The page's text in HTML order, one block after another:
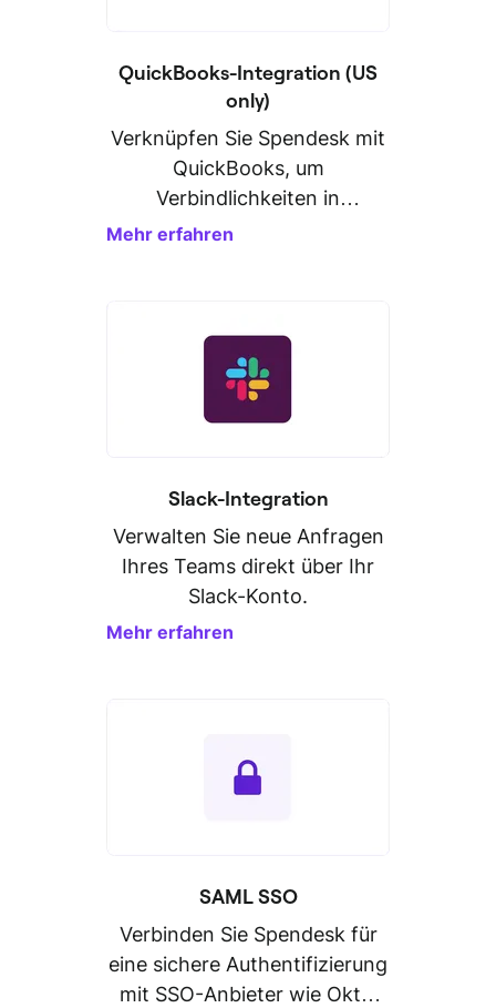
QuickBooks-Integration (US
only)
Verknüpfen Sie Spendesk mit
QuickBooks, um
Verbindlichkeiten in
Rekordzeit zu exportieren.
Mehr erfahren
Slack-Integration
Verwalten Sie neue Anfragen
Ihres Teams direkt über Ihr
Slack-Konto.
Mehr erfahren
SAML SSO
Verbinden Sie Spendesk für
eine sichere Authentifizierung
mit SSO-Anbieter wie Okta,